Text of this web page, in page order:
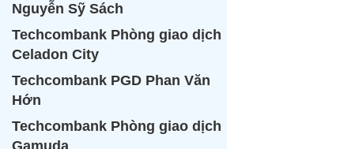
Nguyễn Sỹ Sách
Techcombank Phòng giao dịch
Celadon City
Techcombank PGD Phan Văn
Hớn
Techcombank Phòng giao dịch
Gamuda